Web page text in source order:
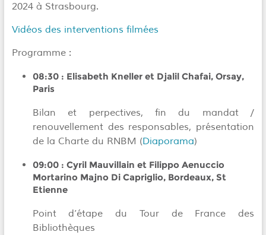
2024 à Strasbourg.
Vidéos des interventions filmées
Programme :
08:30 : Elisabeth Kneller et Djalil Chafai, Orsay,
Paris
Bilan et perpectives, fin du mandat /
renouvellement des responsables, présentation
de la Charte du RNBM (Diaporama)
09:00 : Cyril Mauvillain et Filippo Aenuccio
Mortarino Majno Di Capriglio, Bordeaux, St
Etienne
Point d’étape du Tour de France des
Bibliothèques